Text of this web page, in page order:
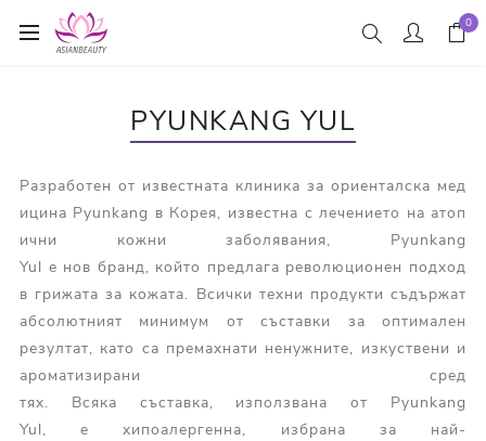
0
PYUNKANG YUL
Разработен от известната клиника за ориенталска мед
ицина Pyunkang в Корея, известна с лечението на атоп
ични кожни заболявания, Pyunkang
Yul е нов бранд, който предлага революционен подход
в грижата за кожата. Всички техни продукти съдържат
абсолютният минимум от съставки за оптимален
резултат, като са премахнати ненужните, изкуствени и
ароматизирани сред
тях. Всяка съставка, използвана от Pyunkang
Yul, е хипоалергенна, избрана за най-